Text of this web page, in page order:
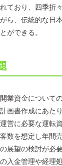
ており、四季折
ら、伝統的な日
ができる。
業資金について
画書作成にあた
営に必要な運転
数を想定し年間
展望の検討が必要
入金管理や経理